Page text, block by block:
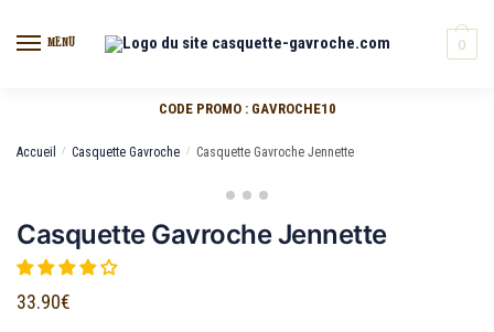
MENU 0
CODE PROMO : GAVROCHE10
Accueil / Casquette Gavroche / Casquette Gavroche Jennette
Casquette Gavroche Jennette
33.90€